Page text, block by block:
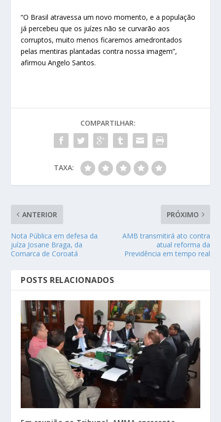
“O Brasil atravessa um novo momento, e a população
já percebeu que os juízes não se curvarão aos
corruptos, muito menos ficaremos amedrontados
pelas mentiras plantadas contra nossa imagem”,
afirmou Angelo Santos.
COMPARTILHAR:
TAXA:
ANTERIOR
Nota Pública em defesa da
juíza Josane Braga, da
Comarca de Coroatá
PRÓXIMO
AMB transmitirá ato contra
atual reforma da
Previdência em tempo real
POSTS RELACIONADOS